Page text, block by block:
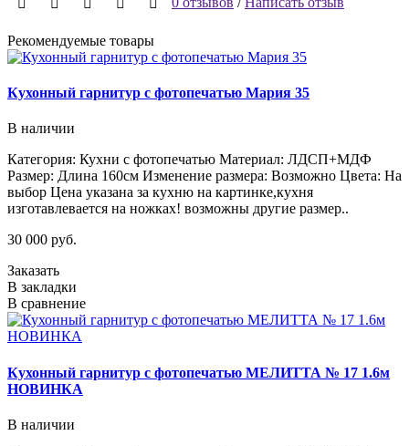
Рекомендуемые товары
Кухонный гарнитур с фотопечатью Мария 35
В наличии
Категория: Кухни с фотопечатью Материал: ЛДСП+МДФ
Размер: Длина 160см Изменение размера: Возможно Цвета: На
выбор Цена указана за кухню на картинке,кухня
изготавлевается на ножках! возможны другие размер..
30 000 руб.
Заказать
В закладки
В сравнение
Кухонный гарнитур с фотопечатью МЕЛИТТА № 17 1.6м
НОВИНКА
В наличии